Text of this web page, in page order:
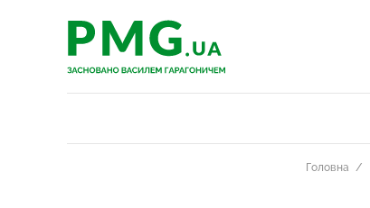
PMG.ua
PMG.ua
Головна